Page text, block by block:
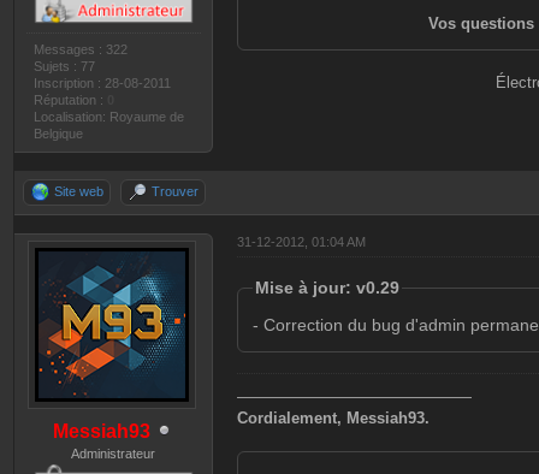
Messages : 322
Sujets : 77
Inscription : 28-08-2011
Réputation :
Localisation: Royaume de
Belgique
Vos questions
Site web Trouver
Messiah93
Administrateur
31-12-2012, 01:04 AM
Mise à jour: v0.29
- Correction du bug d'admin
———————————————
Cordialement, Messiah93.